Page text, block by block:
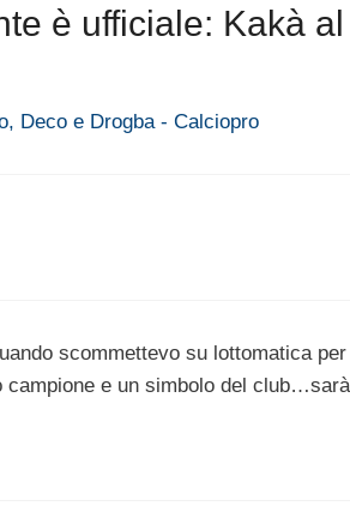
è ufficiale: Kakà al
Deco e Drogba - Calciopro
scommettevo su lottomatica
e un simbolo del